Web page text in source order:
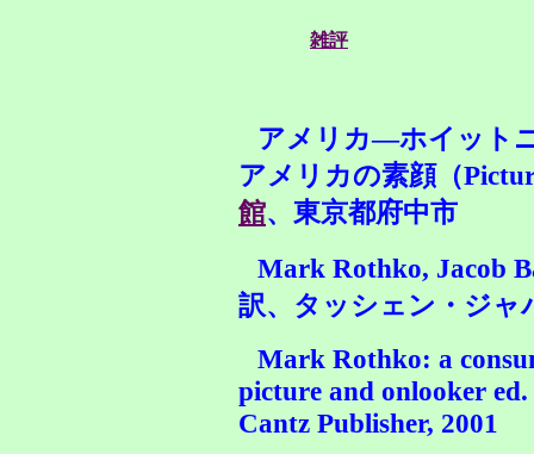
雑評
アメリカ―ホイット
アメリカの素顔（
館、東京都府中市
Mark Rothko, Jacob
訳、タッシェン・ジャ
Mark Rothko: a
picture and onlooker
Cantz Publisher, 2001